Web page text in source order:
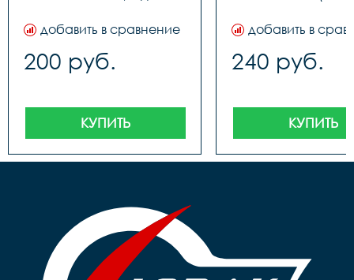
добавить в сравнение
200 руб.
КУПИТЬ
добавить в
240 руб.
КУПИТЬ